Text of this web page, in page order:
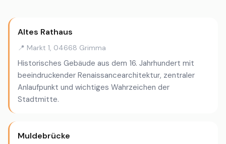
Altes Rathaus
📍 Markt 1, 04668 Grimma
Historisches Gebäude aus dem 16. Jahrhundert mit
beeindruckender Renaissancearchitektur, zentraler
Anlaufpunkt und wichtiges Wahrzeichen der
Stadtmitte.
Muldebrücke